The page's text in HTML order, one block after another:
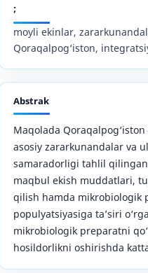
;
moyli ekinlar,
Qoraqalpog‘iston,
Abstrak
Maqolada
asosiy zararkunandalar va
samaradorligi tahlil
maqbul ekish muddatlari,
qilish hamda mikrobiologik
populyatsiyasiga ta’siri
mikrobiologik preparatni
hosildorlikni oshirishda